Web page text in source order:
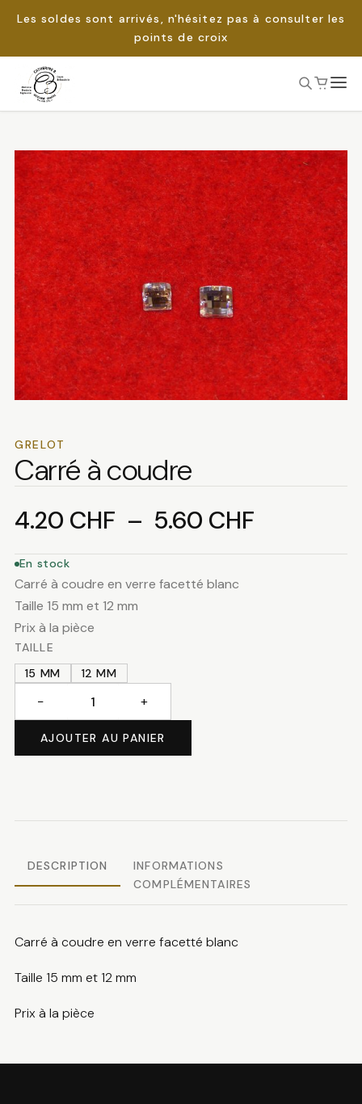
Les soldes sont arrivés, n'hésitez pas à consulter les
points de croix
Passer
GRELOT
Carré à coudre
4.20 CHF – 5.60 CHFPlage
de
En stock
Carré à coudre en verre facetté blanc
Taille 15 mm et 12 mm
Prix à la pièce
TAILLE
15 MM
12 MM
Carré
− +
AJOUTER AU PANIER
DESCRIPTION
INFORMATIONS
COMPLÉMENTAIRES
Carré à coudre en verre facetté blanc
Taille 15 mm et 12 mm
Prix à la pièce